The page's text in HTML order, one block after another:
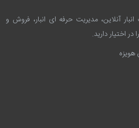
آنلاین، مدیریت حرفه ای انبار، فروش و
اختیار دارید.
هویزه